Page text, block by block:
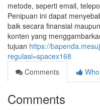
metode, seperti email,
Penipuan ini dapat
baik secara finansial
konten yang
tujuan https://
regulasi=spacex168
Comments
Comments